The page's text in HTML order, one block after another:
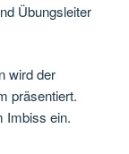
Übungsleiter
wird der
präsentiert.
Imbiss ein.